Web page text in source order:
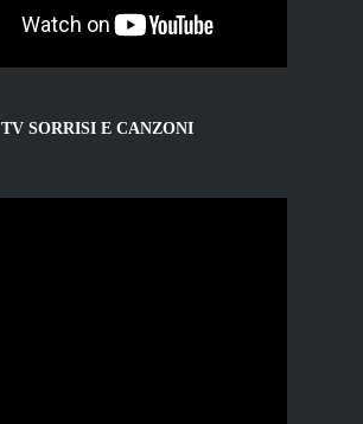
TV SORRISI E CANZONI